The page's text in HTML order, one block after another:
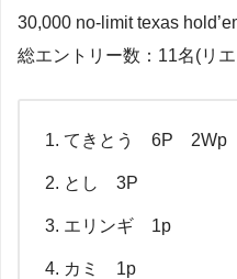
30,000 no-limit texas
総エントリー数：11名(リ
てきとう 6P 2Wp
とし 3P
エリンギ 1p
カミ 1p